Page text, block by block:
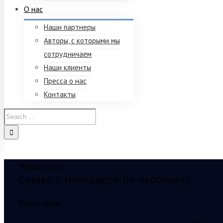
О нас
Наши партнеры
Авторы, с которыми мы
сотрудничаем
Наши клиенты
Пресса о нас
Контакты
Previous Next
Сказка о менеджере по персоналу
Роман Шерн